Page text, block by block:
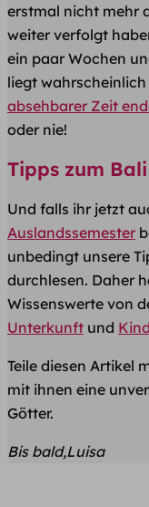
erstmal nicht mehr
weiter verfolgt
ein paar Wochen
liegt
absehbarer Zeit
oder nie!
Tipps zum
Und falls ihr jetzt
Auslandssemester
unbedingt unsere
durchlesen. Daher
Wissenswerte von
Unterkunft und
Teile diesen Artikel
mit ihnen eine
Götter.
Bis bald,Luisa